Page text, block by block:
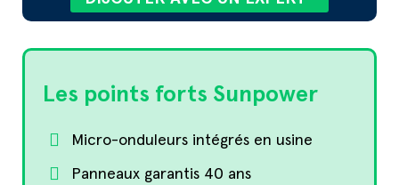
Les points forts Sunpower
Micro-onduleurs intégrés en usine
Panneaux garantis 40 ans